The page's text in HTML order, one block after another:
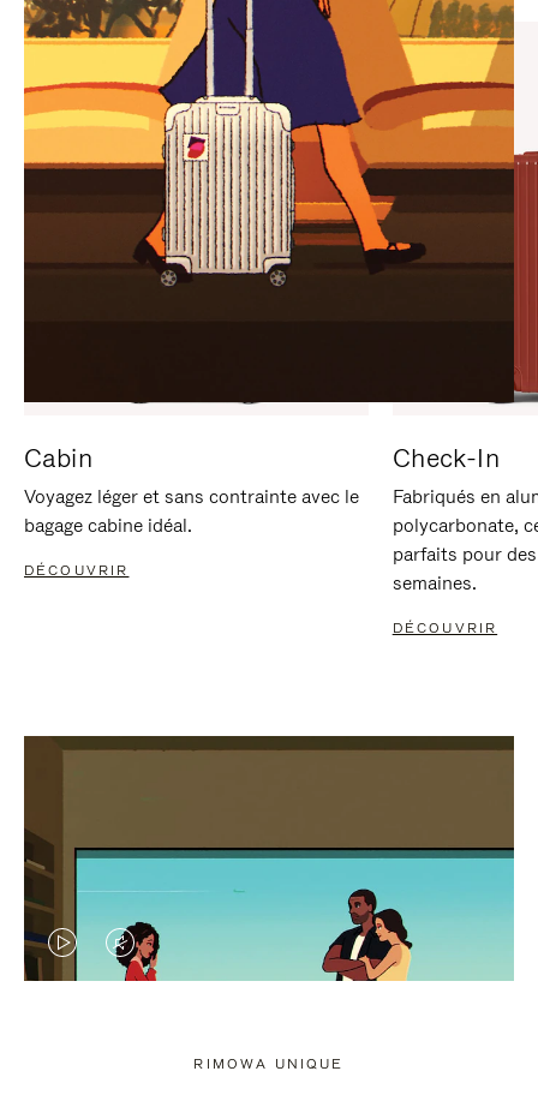
APPUYEZ
SUR
POUR
METTRE
PAUSE
DÉSACTIVÉ.
VEUILLEZ
CLIQUER
POUR
RÉACTIVER
LE
SON
Cabin
Voyagez léger et sans contrainte avec le
bagage cabine idéal.
DÉCOUVRIR
Check-In
Fabriqués en
polycarbonate,
parfaits pour
semaines.
DÉCOUVRIR
LA LE
RIMOWA UNIQUE